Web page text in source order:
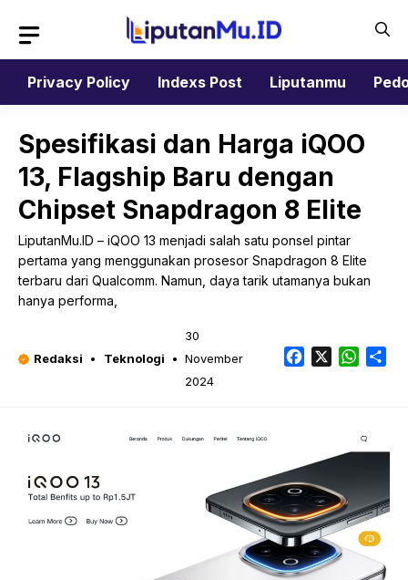
isi
Privacy Policy
Indexs Post Liputanmu
Spesifikasi dan Harga iQOO
13, Flagship Baru dengan
Chipset Snapdragon 8 Elite
LiputanMu.ID – iQOO 13 menjadi salah satu ponsel pintar
pertama yang menggunakan prosesor Snapdragon 8 Elite
terbaru dari Qualcomm. Namun, daya tarik utamanya bukan
hanya performa,
Redaksi Teknologi
30
November
2024
Facebook